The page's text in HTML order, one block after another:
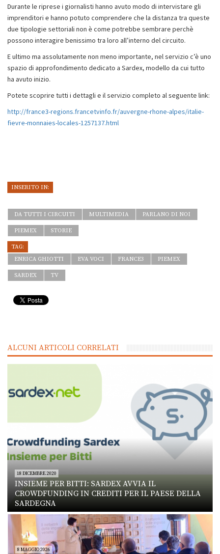
Durante le riprese i giornalisti hanno avuto modo di intervistare gli
imprenditori e hanno potuto comprendere che la distanza tra queste
due tipologie settoriali non è come potrebbe sembrare perchè
possono interagire benissimo tra loro all’interno del circuito.
E ultimo ma assolutamente non meno importante, nel servizio c’è uno
spazio di approfondimento dedicato a Sardex, modello da cui tutto
ha avuto inizio.
Potete scoprire tutti i dettagli e il servizio completo al seguente link:
http://france3-regions.francetvinfo.fr/auvergne-rhone-alpes/italie-
fievre-monnaies-locales-1257137.html
INSERITO IN:
DA TUTTI I CIRCUITI MULTIMEDIA PARLANO DI NOI
PIEMEX STORIE
TAG:
ENRICA GHIOTTI
EVA VOCI FRANCE3 PIEMEX
SARDEX TV
ALCUNI ARTICOLI CORRELATI
18 DICEMBRE 2020
INSIEME PER BITTI: SARDEX AVVIA IL
CROWDFUNDING IN CREDITI PER IL PAESE DELLA
SARDEGNA
8 MAGGIO 2026